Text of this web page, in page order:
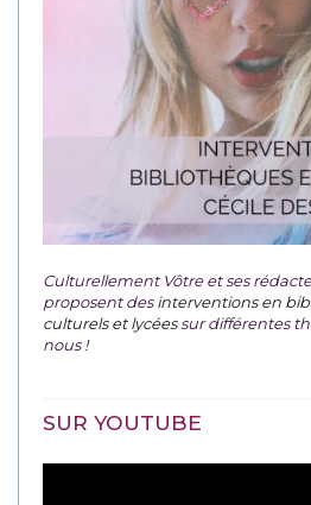
Culturellement Vôtre et ses
proposent desinterventions en
culturels et lycéessur différentes
nous !
SUR YOUTUBE